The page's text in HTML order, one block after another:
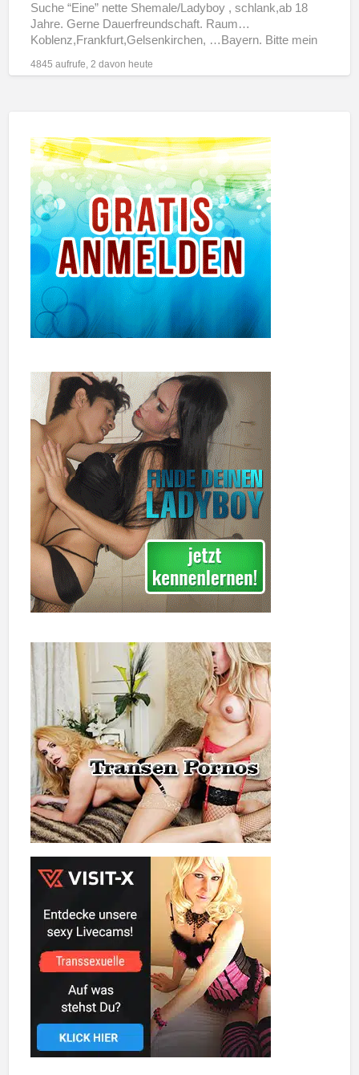
Suche “Eine” nette Shemale/Ladyboy , schlank,ab 18
Jahre. Gerne Dauerfreundschaft. Raum…
Koblenz,Frankfurt,Gelsenkirchen, …Bayern. Bitte mein
Gesundheit. Bin
4845 aufrufe, 2 davon heute